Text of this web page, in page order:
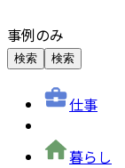
事例のみ
検索 検索
仕事
暮らし